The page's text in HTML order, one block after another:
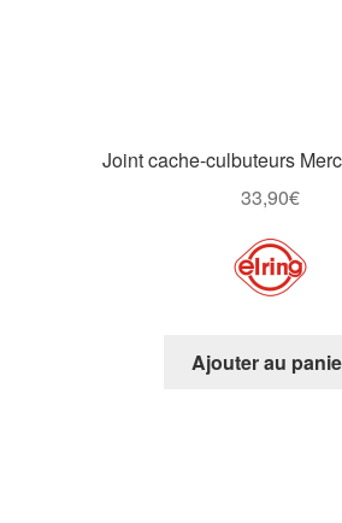
Joint cache-culbuteurs
33,90€
Ajouter au